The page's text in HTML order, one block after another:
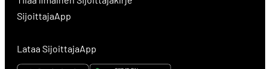
SijoittajaApp
Lataa SijoittajaApp